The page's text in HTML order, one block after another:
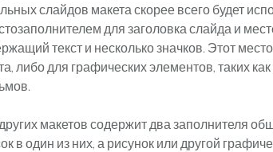
слайдов макета скорее всего будет
для заголовка слайда и
текст и несколько значков. Этот
либо для графических элементов, таких
макетов содержит два заполнителя
в один из них, а рисунок или другой